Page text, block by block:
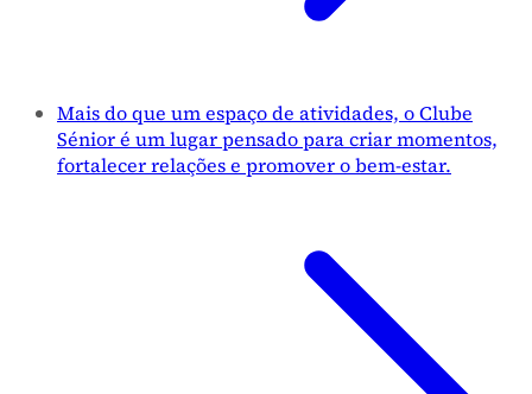
Mais do que um espaço de atividades, o Clube
Sénior é um lugar pensado para criar momentos,
fortalecer relações e promover o bem-estar.